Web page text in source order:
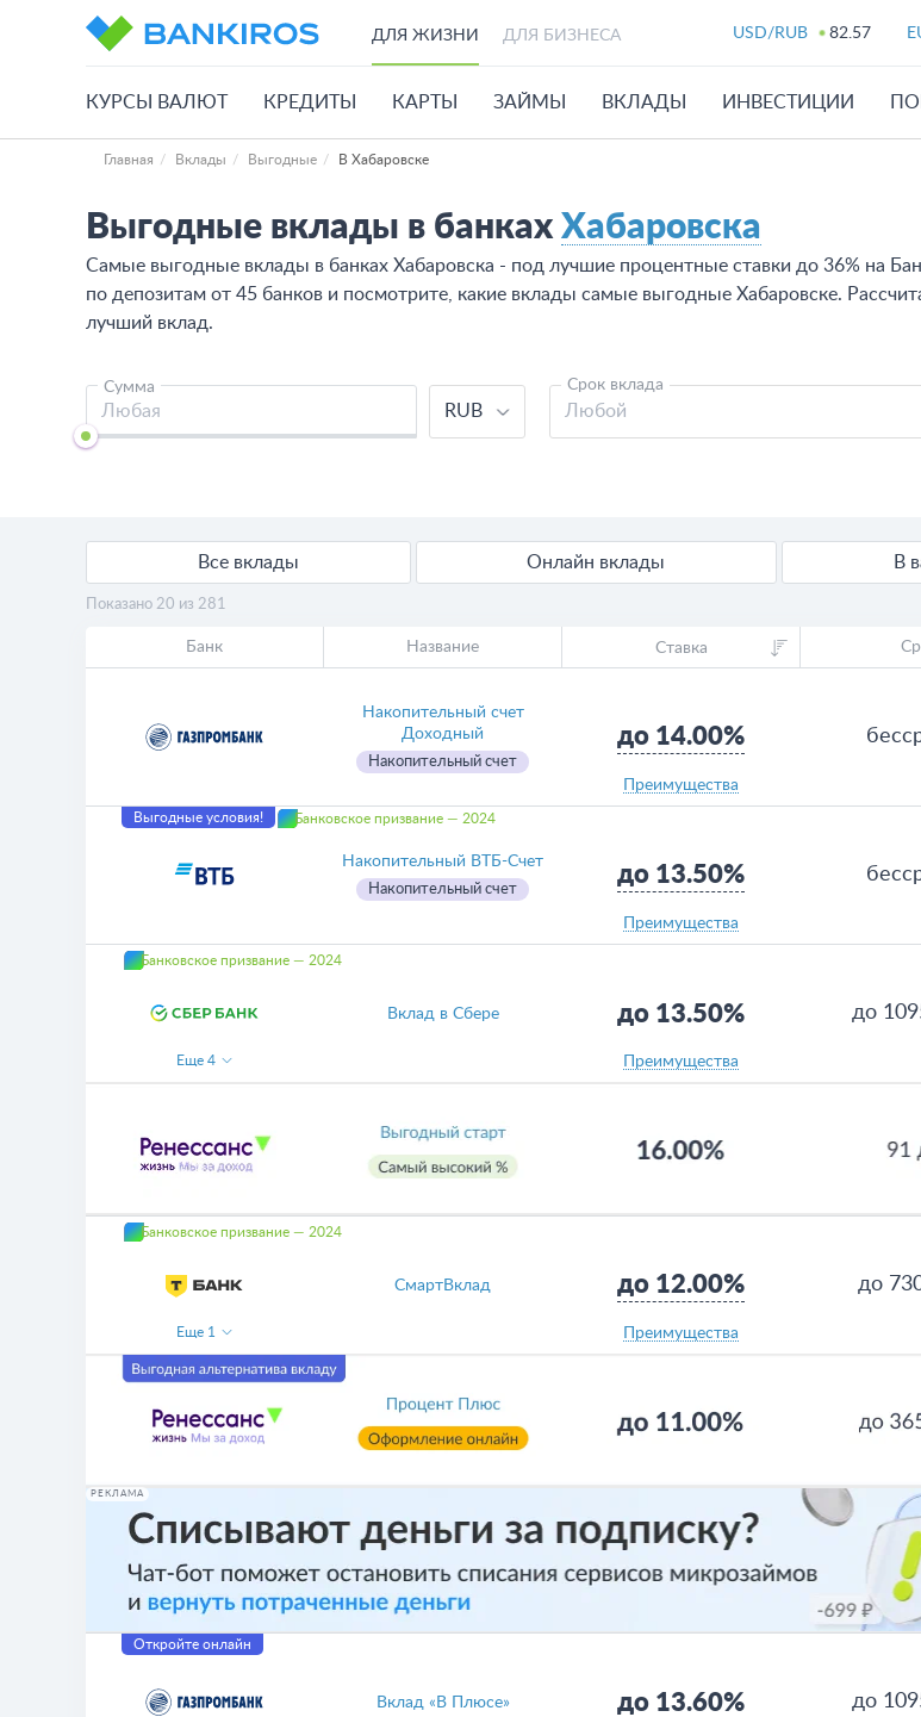
ДЛЯ ЖИЗНИ ДЛЯ БИЗНЕСА USD/RUB 82.57
КУРСЫ ВАЛЮТ КРЕДИТЫ КАРТЫ ЗАЙМЫ ВКЛАДЫ ИНВЕСТИЦИИ
Главная Вклады Выгодные В Хабаровске
Выгодные вклады в банках Хабаровска
Самые выгодные вклады в банках Хабаровска - под лучшие процентные ставки до 36% на
по депозитам от 45 банков и посмотрите, какие вклады самые выгодные Хабаровске.
лучший вклад.
Сумма
RUB
Срок вклада
Любой
Все вклады Онлайн вклады В
Показано 20 из 281
Банк Название Ставка
Накопительный счет
Доходный
Накопительный счет
до 14.00%
Преимущества
Выгодные условия! Банковское призвание — 2024
Накопительный ВТБ-Счет
Накопительный счет
до 13.50%
Преимущества
Банковское призвание — 2024
Вклад в Сбере до 13.50%
Преимущества
до
Еще 4
Банковское призвание — 2024
СмартВклад до 12.00%
Преимущества
до
Еще 1
РЕКЛАМА
Откройте онлайн
Вклад «В Плюсе» до 13.60% до